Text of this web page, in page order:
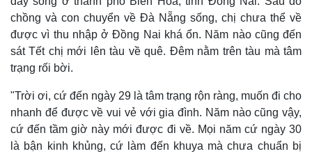
chồng và con chuyển về Đà Nẵng sống, chị chưa thể về
được vì thu nhập ở Đồng Nai khá ổn. Năm nào cũng đến
sát Tết chị mới lên tàu về quê. Đêm nằm trên tàu mà tâm
trạng rối bời.
"Trời ơi, cứ đến ngày 29 là tâm trạng rộn ràng, muốn đi cho
nhanh để được về vui vẻ với gia đình. Năm nào cũng vậy,
cứ đến tầm giờ này mới được đi về. Mọi năm cứ ngày 30
là bận kinh khủng, cứ làm đến khuya mà chưa chuẩn bị